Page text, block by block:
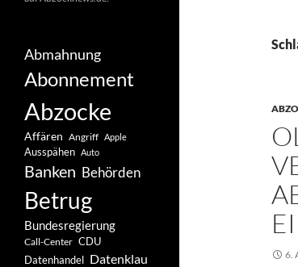
6.
Abmahnung
Abonnement
Abzocke
Affären Angriff Apple
Ausspähen Auto
Banken Behörden
Betrug
Bundesregierung
Call-Center CDU
Datenhandel Datenklau